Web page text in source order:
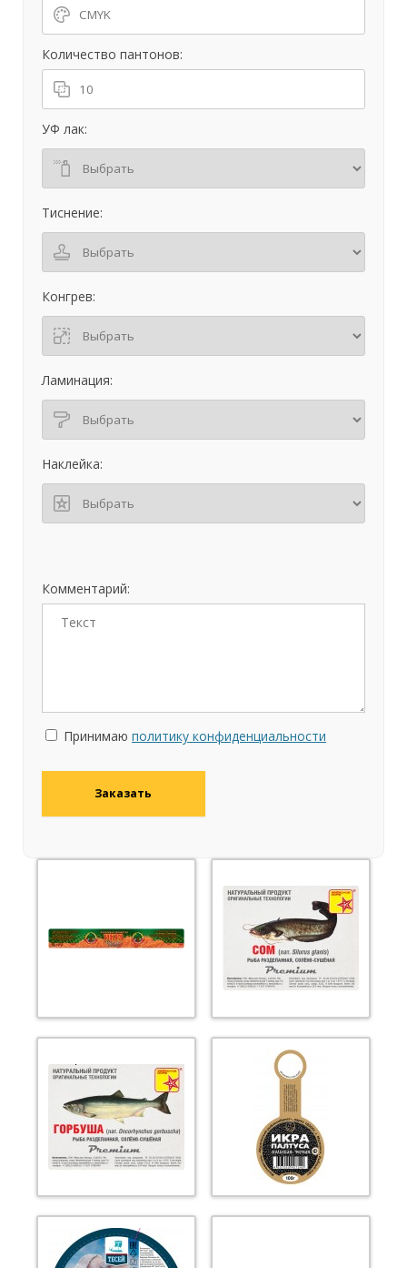
Количество пантонов:
УФ лак:
Тиснение:
Конгрев:
Ламинация:
Наклейка:
Комментарий:
Принимаю политику конфиденциальности